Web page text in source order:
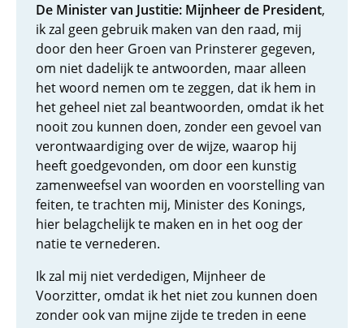
De Minister van Justitie: Mijnheer de President,
ik zal geen gebruik maken van den raad, mij
door den heer Groen van Prinsterer gegeven,
om niet dadelijk te antwoorden, maar alleen
het woord nemen om te zeggen, dat ik hem in
het geheel niet zal beantwoorden, omdat ik het
nooit zou kunnen doen, zonder een gevoel van
verontwaardiging over de wijze, waarop hij
heeft goedgevonden, om door een kunstig
zamenweefsel van woorden en voorstelling van
feiten, te trachten mij, Minister des Konings,
hier belagchelijk te maken en in het oog der
natie te vernederen.
Ik zal mij niet verdedigen, Mijnheer de
Voorzitter, omdat ik het niet zou kunnen doen
zonder ook van mijne zijde te treden in eene